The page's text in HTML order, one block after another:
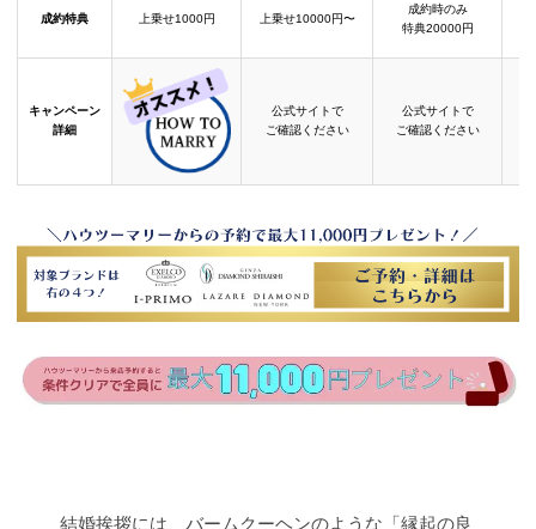
成約特典 上乗せ1000円 上乗せ10000円〜
成約時のみ
特典20000円
キャンペーン
詳細
公式サイトで
ご確認ください
公式サイトで
ご確認ください
結婚挨拶には、バームクーヘンのような「縁起の良